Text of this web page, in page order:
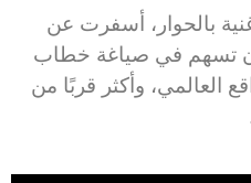
بالحوار، أسفرت عن
تسهم في صياغة خطاب
العالمي، وأكثر قربًا من